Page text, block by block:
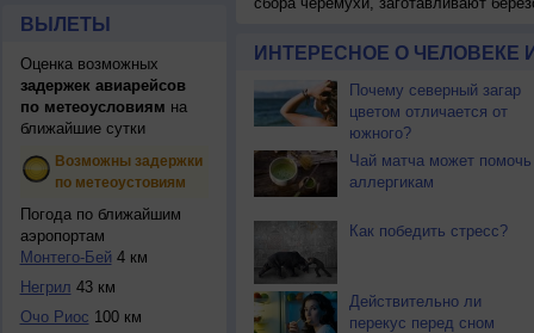
ВЫЛЕТЫ
Оценка возможных
задержек авиарейсов
по метеоусловиям на
ближайшие сутки
Возможны задержки
по метеоустовиям
Погода по ближайшим
аэропортам
Монтего-Бей 4 км
Негрил 43 км
Очо Риос 100 км
ИНТЕРЕСНОЕ О ЧЕЛОВЕКЕ
Почему северный загар
цветом отличается от
южного?
Чай матча может помочь
аллергикам
Как победить стресс?
Действительно ли
перекус перед сном